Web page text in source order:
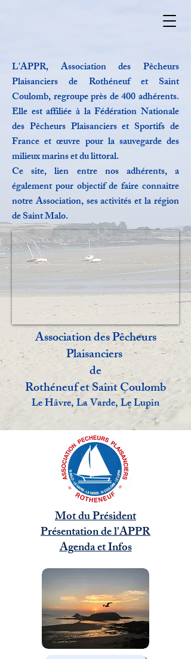
L'APPR, Association des Pêcheurs
Plaisanciers de Rothéneuf et Saint
Coulomb, regroupe près de 400 adhérents.
Elle est affiliée à la Fédération Nationale
des Pêcheurs Plaisanciers et Sportifs de
France et œuvre pour la sauvegarde des
milieux marins et du littoral.
Ce site, lien entre nos adhérents, a
également pour objectif de faire connaitre
notre Association, ses activités et la région
de Saint Malo.
Association des Pêcheurs
Plaisanciers
de
Rothéneuf et Saint Coulomb
Le Hâvre, La Varde, Le Lupin
Mot du Président
Présentation de l'APPR
Agenda et Infos